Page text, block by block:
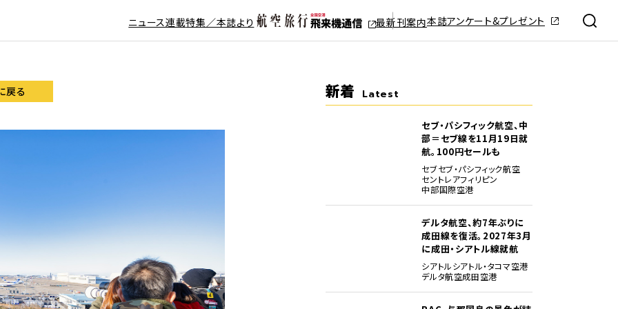
ニュース連載特集／本誌より 最新刊案内本誌アンケート&プレゼント
戻る 新着 Latest
セブ・パシフィック航空、中
部＝セブ線を11月19日就
航。100円セールも
セブセブ・パシフィック航空
セントレアフィリピン
中部国際空港
デルタ航空、約7年ぶりに
成田線を復活。2027年3月
に成田・シアトル線就航
シアトルシアトル・タコマ空港
デルタ航空成田空港